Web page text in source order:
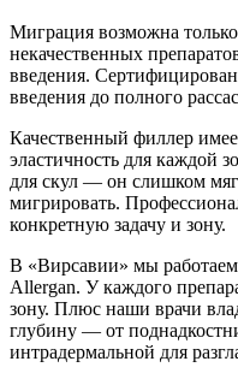
Миграция возможна
некачественных
введения.
введения до полного
Качественный филлер
эластичность для каждой
для скул — он слишком
мигрировать.
конкретную задачу и зону.
В «Вирсавии» мы работаем
Allergan. У каждого
зону. Плюс наши врачи
глубину — от
интрадермальной для